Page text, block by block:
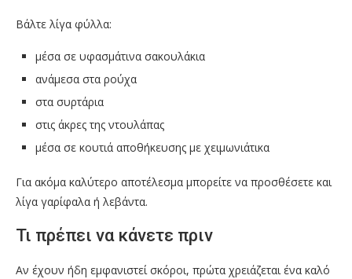
Βάλτε λίγα φύλλα:
μέσα σε υφασμάτινα σακουλάκια
ανάμεσα στα ρούχα
στα συρτάρια
στις άκρες της ντουλάπας
μέσα σε κουτιά αποθήκευσης με χειμωνιάτικα
Για ακόμα καλύτερο αποτέλεσμα μπορείτε να προσθέσετε και
λίγα γαρίφαλα ή λεβάντα.
Τι πρέπει να κάνετε πριν
Αν έχουν ήδη εμφανιστεί σκόροι, πρώτα χρειάζεται ένα καλό